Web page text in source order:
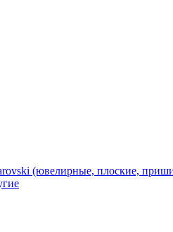
(ювелирные, плоские,